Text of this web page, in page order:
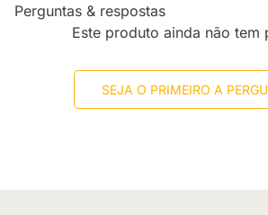
Perguntas & respostas
Este produto ainda não tem
SEJA O PRIMEIRO A